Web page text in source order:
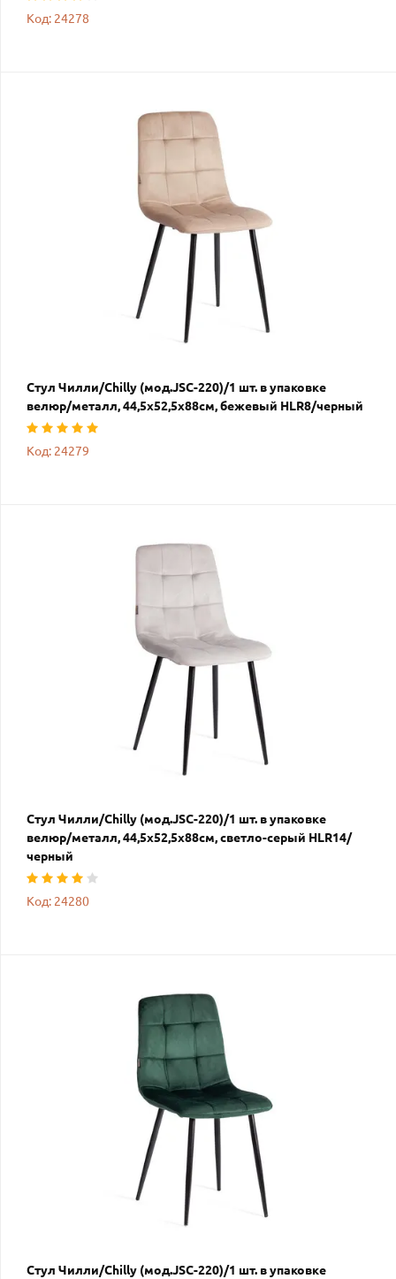
Код: 24278
Стул Чилли/Chilly (мод.JSC-220)/1 шт. в упаковке
велюр/металл, 44,5х52,5х88см, бежевый HLR8/черный
Код: 24279
Стул Чилли/Chilly (мод.JSC-220)/1 шт. в упаковке
велюр/металл, 44,5х52,5х88см, светло-серый HLR14/
черный
Код: 24280
Стул Чилли/Chilly (мод.JSC-220)/1 шт. в упаковке